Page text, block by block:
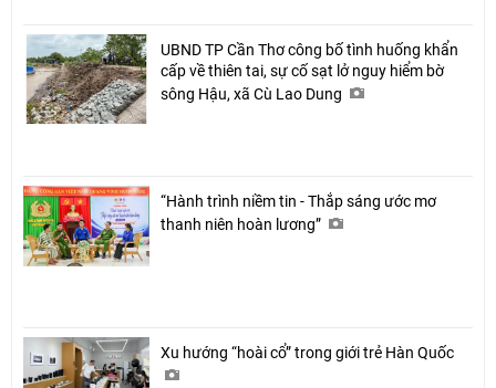
UBND TP Cần Thơ công bố tình huống khẩn
cấp về thiên tai, sự cố sạt lở nguy hiểm bờ
sông Hậu, xã Cù Lao Dung
“Hành trình niềm tin - Thắp sáng ước mơ
thanh niên hoàn lương”
Xu hướng “hoài cổ” trong giới trẻ Hàn Quốc